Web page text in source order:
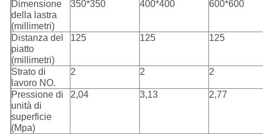
Dimensione
della lastra
(millimetri)
350*350 400*400 600*600
Distanza del
piatto
(millimetri)
125 125 125
Strato di
lavoro NO.
2 2 2
Pressione di
unità di
superficie
(Mpa)
2,04 3,13 2,77